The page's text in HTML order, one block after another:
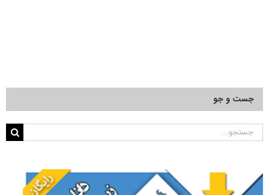
جست و جو
جستجو